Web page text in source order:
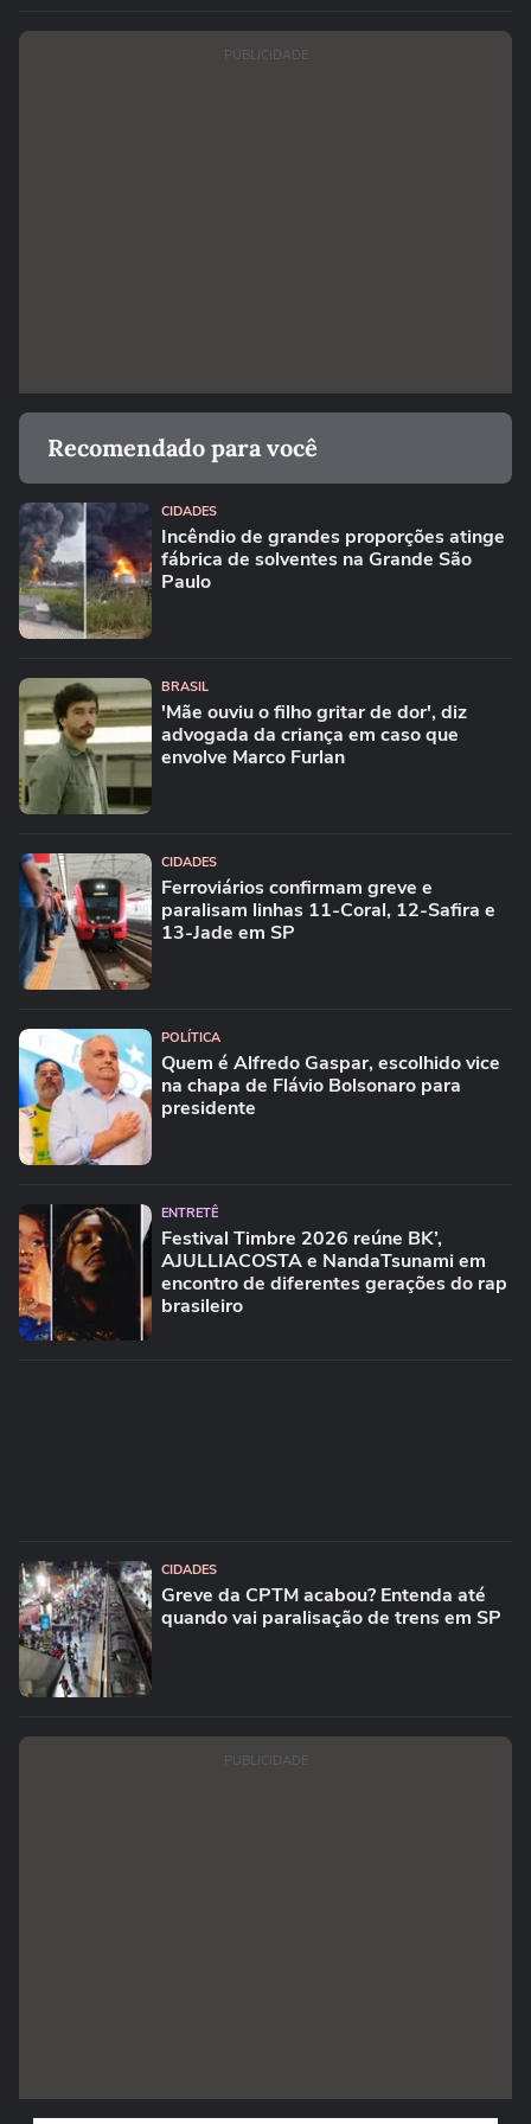
PUBLICIDADE
Recomendado para você
CIDADES
Incêndio de grandes proporções atinge
fábrica de solventes na Grande São
Paulo
BRASIL
'Mãe ouviu o filho gritar de dor', diz
advogada da criança em caso que
envolve Marco Furlan
CIDADES
Ferroviários confirmam greve e
paralisam linhas 11-Coral, 12-Safira e
13-Jade em SP
POLÍTICA
Quem é Alfredo Gaspar, escolhido vice
na chapa de Flávio Bolsonaro para
presidente
ENTRETÊ
Festival Timbre 2026 reúne BK’,
AJULLIACOSTA e NandaTsunami em
encontro de diferentes gerações do rap
brasileiro
CIDADES
Greve da CPTM acabou? Entenda até
quando vai paralisação de trens em SP
PUBLICIDADE